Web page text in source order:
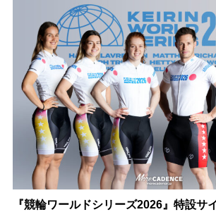
『競輪ワールドシリーズ2026』特設サ